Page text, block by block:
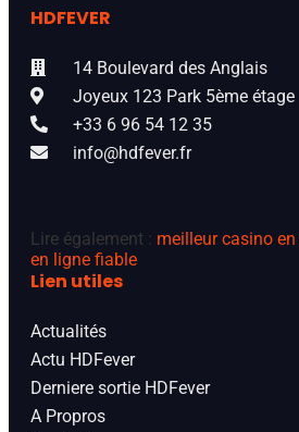
HDFEVER
14 Boulevard des Anglais
Joyeux 123 Park 5ème étage
+33 6 96 54 12 35
info@hdfever.fr
Lire également : meilleur casino
en ligne fiable
Lien utiles
Actualités
Actu HDFever
Derniere sortie HDFever
A Propros